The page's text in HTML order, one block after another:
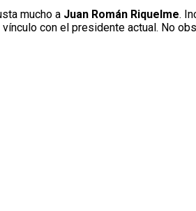
mucho aJuan Román Riquelme.
con el presidente actual. No